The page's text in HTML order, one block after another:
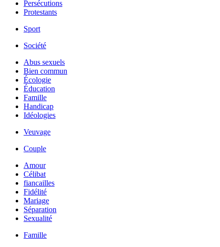
Persécutions
Protestants
Sport
Société
Abus sexuels
Bien commun
Écologie
Éducation
Famille
Handicap
Idéologies
Veuvage
Couple
Amour
Célibat
fiancailles
Fidélité
Mariage
Séparation
Sexualité
Famille